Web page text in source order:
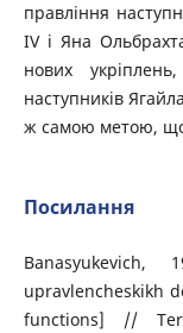
правління
IV і Яна
нових
наступників
ж самою метою,
Посилання
upravlencheskikh
functions] //